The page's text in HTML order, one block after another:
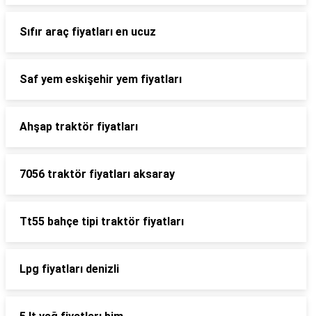
Sıfır araç fiyatları en ucuz
Saf yem eskişehir yem fiyatları
Ahşap traktör fiyatları
7056 traktör fiyatları aksaray
Tt55 bahçe tipi traktör fiyatları
Lpg fiyatları denizli